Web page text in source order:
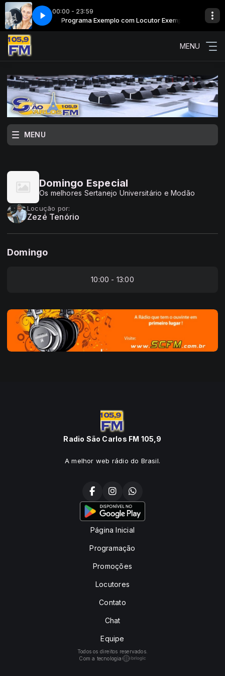
00:00 - 23:59
Exemplo Programa Exemplo com Locutor Exemplo
MENU
MENU
Domingo Especial
Os melhores Sertanejo Universitário e Modão
Locução por:
Zezé Tenório
Domingo
10:00 - 13:00
Radio São Carlos FM 105,9
A melhor web rádio do Brasil.
Página Inicial
Programação
Promoções
Locutores
Contato
Chat
Equipe
Todos os direitos reservados.
Com a tecnologia